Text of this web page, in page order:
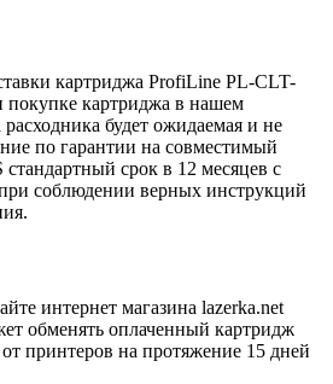
картриджа ProfiLine PL-CLT-
покупке картриджа в нашем
будет ожидаемая и не
по гарантии на совместимый
срок в 12 месяцев с
соблюдении верных инструкций
интернет магазина lazerka.net
обменять оплаченный картридж
принтеров на протяжение 15 дней